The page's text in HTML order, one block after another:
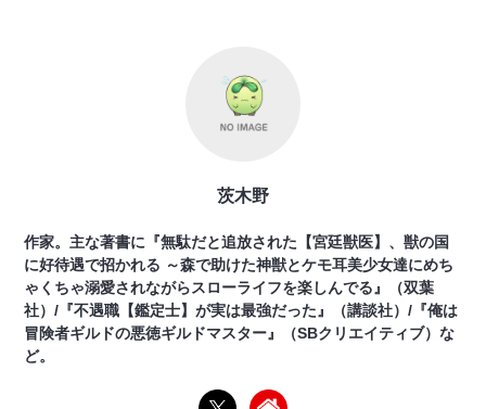
茨木野
作家。主な著書に『無駄だと追放された【宮廷獣医】、獣の国
に好待遇で招かれる ～森で助けた神獣とケモ耳美少女達にめち
ゃくちゃ溺愛されながらスローライフを楽しんでる』（双葉
社）/『不遇職【鑑定士】が実は最強だった』（講談社）/『俺は
冒険者ギルドの悪徳ギルドマスター』（SBクリエイティブ）な
ど。